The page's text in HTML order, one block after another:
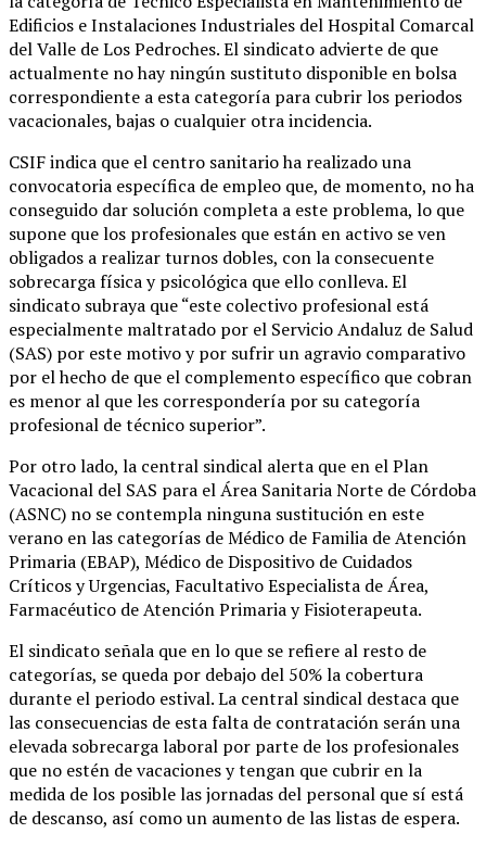
Edificios e Instalaciones Industriales del Hospital Comarcal
del Valle de Los Pedroches. El sindicato advierte de que
actualmente no hay ningún sustituto disponible en bolsa
correspondiente a esta categoría para cubrir los periodos
vacacionales, bajas o cualquier otra incidencia.
CSIF indica que el centro sanitario ha realizado una
convocatoria específica de empleo que, de momento, no ha
conseguido dar solución completa a este problema, lo que
supone que los profesionales que están en activo se ven
obligados a realizar turnos dobles, con la consecuente
sobrecarga física y psicológica que ello conlleva. El
sindicato subraya que “este colectivo profesional está
especialmente maltratado por el Servicio Andaluz de Salud
(SAS) por este motivo y por sufrir un agravio comparativo
por el hecho de que el complemento específico que cobran
es menor al que les correspondería por su categoría
profesional de técnico superior”.
Por otro lado, la central sindical alerta que en el Plan
Vacacional del SAS para el Área Sanitaria Norte de Córdoba
(ASNC) no se contempla ninguna sustitución en este
verano en las categorías de Médico de Familia de Atención
Primaria (EBAP), Médico de Dispositivo de Cuidados
Críticos y Urgencias, Facultativo Especialista de Área,
Farmacéutico de Atención Primaria y Fisioterapeuta.
El sindicato señala que en lo que se refiere al resto de
categorías, se queda por debajo del 50% la cobertura
durante el periodo estival. La central sindical destaca que
las consecuencias de esta falta de contratación serán una
elevada sobrecarga laboral por parte de los profesionales
que no estén de vacaciones y tengan que cubrir en la
medida de los posible las jornadas del personal que sí está
de descanso, así como un aumento de las listas de espera.